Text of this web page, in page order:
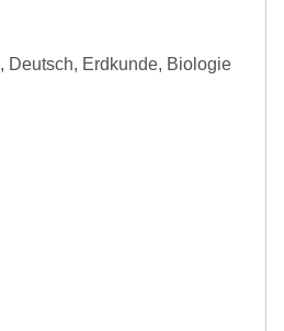
Deutsch, Erdkunde, Biologie